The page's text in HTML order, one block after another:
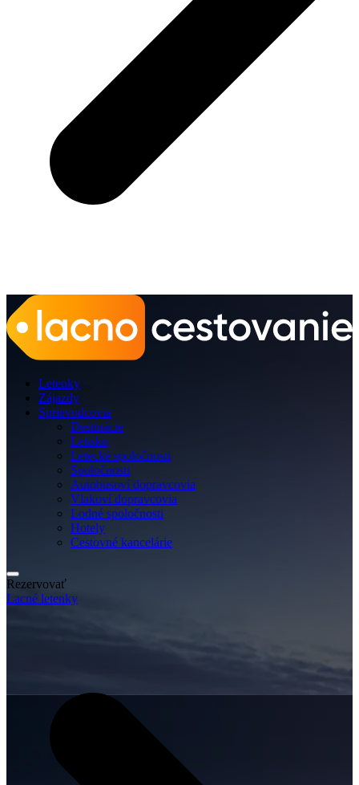
Letenky
Zájazdy
Sprievodcovia
Destinácie
Letisko
Letecké spoločnosti
Spoločnosti
Autobusoví dopravcovia
Vlakoví dopravcovia
Lodné spoločnosti
Hotely
Cestovné kancelárie
Rezervovať
Lacné letenky